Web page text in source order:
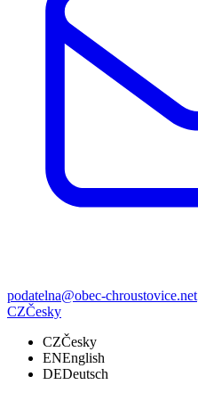
podatelna@obec-chroustovice.net
CZČesky
CZČesky
ENEnglish
DEDeutsch